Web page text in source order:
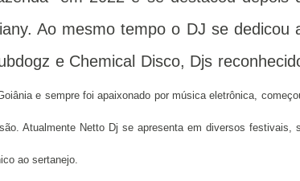
Ao mesmo tempo o DJ se dedicou
e Chemical Disco, Djs
e sempre foi apaixonado por música eletrônica,
Atualmente Netto Dj se apresenta em diversos festivais,
ao sertanejo.